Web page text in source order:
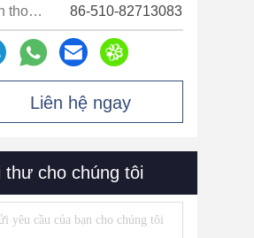
điện thoại: 86-510-82713083
Liên hệ ngay
thư cho chúng tôi